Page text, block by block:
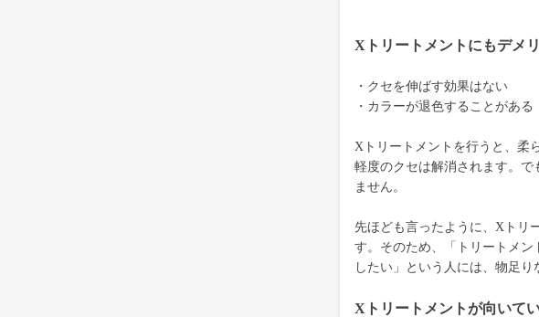
Xトリートメントにもデメ
・クセを伸ばす効果はない
・カラーが退色することがある
Xトリートメントを行うと、柔
軽度のクセは解消されます。で
ません。
先ほども言ったように、Xトリ
す。そのため、「トリートメ
したい」という人には、物足り
Xトリートメントが向いて